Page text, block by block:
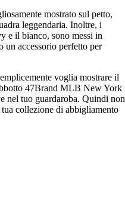
mostrato sul petto,
leggendaria. Inoltre, i
e il bianco, sono messi in
un accessorio perfetto per
voglia mostrare il
47Brand MLB New York
nel tuo guardaroba. Quindi non
collezione di abbigliamento